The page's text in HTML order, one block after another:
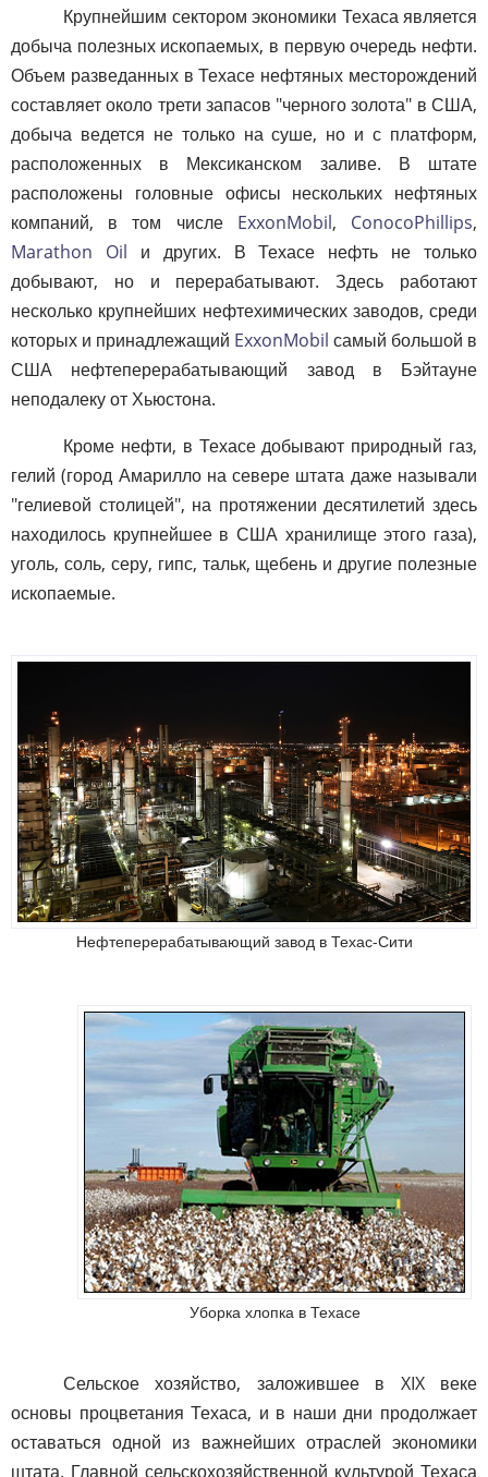
Крупнейшим сектором экономики Техаса является
добыча полезных ископаемых, в первую очередь нефти.
Объем разведанных в Техасе нефтяных месторождений
составляет около трети запасов "черного золота" в США,
добыча ведется не только на суше, но и с платформ,
расположенных в Мексиканском заливе. В штате
расположены головные офисы нескольких нефтяных
компаний, в том числе ExxonMobil, ConocoPhillips,
Marathon Oil и других. В Техасе нефть не только
добывают, но и перерабатывают. Здесь работают
несколько крупнейших нефтехимических заводов, среди
которых и принадлежащий ExxonMobil самый большой в
США нефтеперерабатывающий завод в Бэйтауне
неподалеку от Хьюстона.
Кроме нефти, в Техасе добывают природный газ,
гелий (город Амарилло на севере штата даже называли
"гелиевой столицей", на протяжении десятилетий здесь
находилось крупнейшее в США хранилище этого газа),
уголь, соль, серу, гипс, тальк, щебень и другие полезные
ископаемые.
Нефтеперерабатывающий завод в Техас-Сити
Уборка хлопка в Техасе
Сельское хозяйство, заложившее в XIX веке
основы процветания Техаса, и в наши дни продолжает
оставаться одной из важнейших отраслей экономики
штата. Главной сельскохозяйственной культурой Техаса